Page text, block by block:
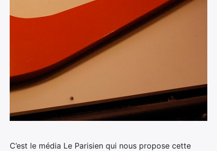
C’est le média Le Parisien qui nous propose cette